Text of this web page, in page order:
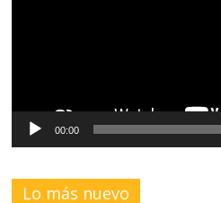
00:00
Lo más nuevo